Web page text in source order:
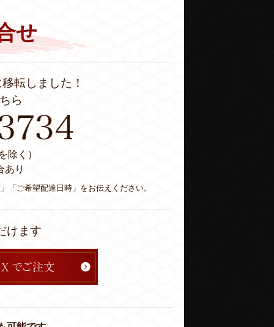
せ
転しました！
ら
除く）
あり
「ご希望配達日時」をお伝えください。
けます